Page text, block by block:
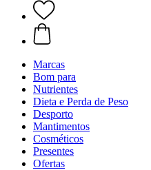
Marcas
Bom para
Nutrientes
Dieta e Perda de Peso
Desporto
Mantimentos
Cosméticos
Presentes
Ofertas